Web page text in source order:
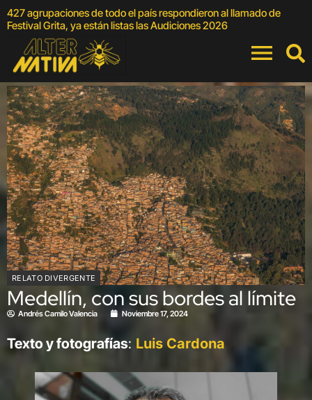
427 agrupaciones de todo el país respondieron al llamado de
Festival Grita, ya están listas las Audiciones 2026
RELATO DIVERGENTE
Medellín, con sus bordes al límite
Andrés Camilo Valencia Noviembre 17, 2024
Texto y fotografías: Luis Cardona